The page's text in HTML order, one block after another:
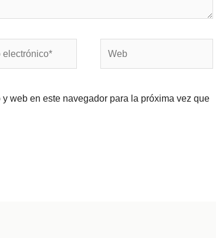
web en este navegador para la próxima vez que